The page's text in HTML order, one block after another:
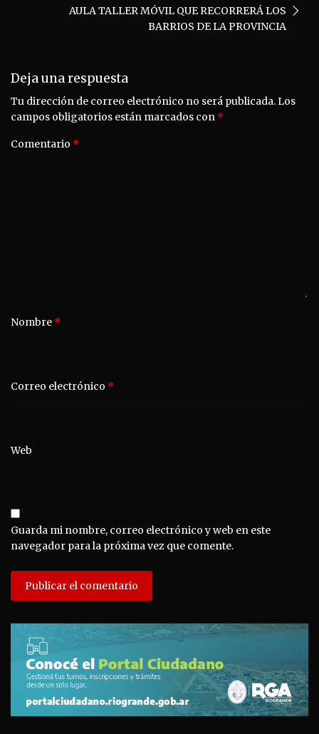
AULA TALLER MÓVIL QUE RECORRERÁ LOS
BARRIOS DE LA PROVINCIA
Deja una respuesta
Tu dirección de correo electrónico no será publicada.Los
campos obligatorios están marcados con *
Comentario *
Nombre *
Correo electrónico *
Web
Guarda mi nombre, correo electrónico y web en este
navegador para la próxima vez que comente.